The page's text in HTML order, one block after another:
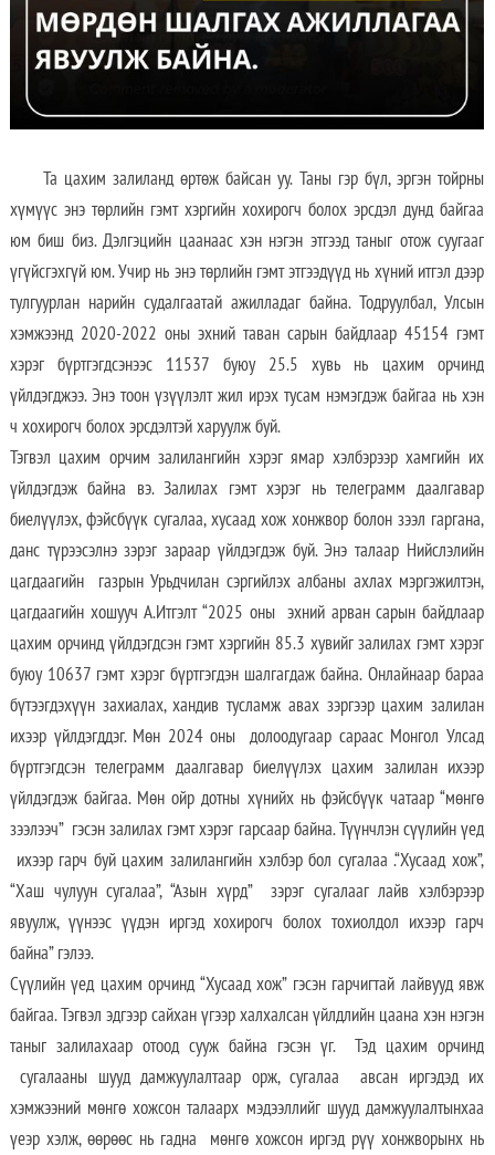
Та цахим залиланд өртөж байсан уу. Таны гэр бүл, эргэн тойрны
хүмүүс энэ төрлийн гэмт хэргийн хохирогч болох эрсдэл дунд байгаа
юм биш биз. Дэлгэцийн цаанаас хэн нэгэн этгээд таныг отож суугааг
үгүйсгэхгүй юм. Учир нь энэ төрлийн гэмт этгээдүүд нь хүний итгэл дээр
тулгуурлан нарийн судалгаатай ажилладаг байна. Тодруулбал, Улсын
хэмжээнд 2020-2022 оны эхний таван сарын байдлаар 45154 гэмт
хэрэг бүртгэгдсэнээс 11537 буюу 25.5 хувь нь цахим орчинд
үйлдэгджээ. Энэ тоон үзүүлэлт жил ирэх тусам нэмэгдэж байгаа нь хэн
ч хохирогч болох эрсдэлтэй харуулж буй.
Тэгвэл цахим орчим залилангийн хэрэг ямар хэлбэрээр хамгийн их
үйлдэгдэж байна вэ. Залилах гэмт хэрэг нь телеграмм даалгавар
биелүүлэх, фэйсбүүк сугалаа, хусаад хож хонжвор болон зээл гаргана,
данс түрээсэлнэ зэрэг зараар үйлдэгдэж буй. Энэ талаар Нийслэлийн
цагдаагийн газрын Урьдчилан сэргийлэх албаны ахлах мэргэжилтэн,
цагдаагийн хошууч А.Итгэлт “2025 оны эхний арван сарын байдлаар
цахим орчинд үйлдэгдсэн гэмт хэргийн 85.3 хувийг залилах гэмт хэрэг
буюу 10637 гэмт хэрэг бүртгэгдэн шалгагдаж байна. Онлайнаар бараа
бүтээгдэхүүн захиалах, хандив тусламж авах зэргээр цахим залилан
ихээр үйлдэгддэг. Мөн 2024 оны долоодугаар сараас Монгол Улсад
бүртгэгдсэн телеграмм даалгавар биелүүлэх цахим залилан ихээр
үйлдэгдэж байгаа. Мөн ойр дотны хүнийх нь фэйсбүүк чатаар “мөнгө
зээлээч” гэсэн залилах гэмт хэрэг гарсаар байна. Түүнчлэн сүүлийн үед
ихээр гарч буй цахим залилангийн хэлбэр бол сугалаа .“Хусаад хож”,
“Хаш чулуун сугалаа”, “Азын хүрд” зэрэг сугалааг лайв хэлбэрээр
явуулж, үүнээс үүдэн иргэд хохирогч болох тохиолдол ихээр гарч
байна” гэлээ.
Сүүлийн үед цахим орчинд “Хусаад хож” гэсэн гарчигтай лайвууд явж
байгаа. Тэгвэл эдгээр сайхан үгээр халхалсан үйлдлийн цаана хэн нэгэн
таныг залилахаар отоод сууж байна гэсэн үг. Тэд цахим орчинд
сугалааны шууд дамжуулалтаар орж, сугалаа авсан иргэдэд их
хэмжээний мөнгө хожсон талаарх мэдээллийг шууд дамжуулалтынхаа
үеэр хэлж, өөрөөс нь гадна мөнгө хожсон иргэд рүү хонжворынх нь